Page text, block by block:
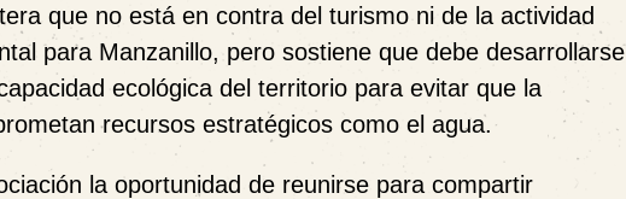
que no está en contra del turismo ni de la actividad
para Manzanillo, pero sostiene que debe desarrollarse
ecológica del territorio para evitar que la
recursos estratégicos como el agua.
la oportunidad de reunirse para compartir